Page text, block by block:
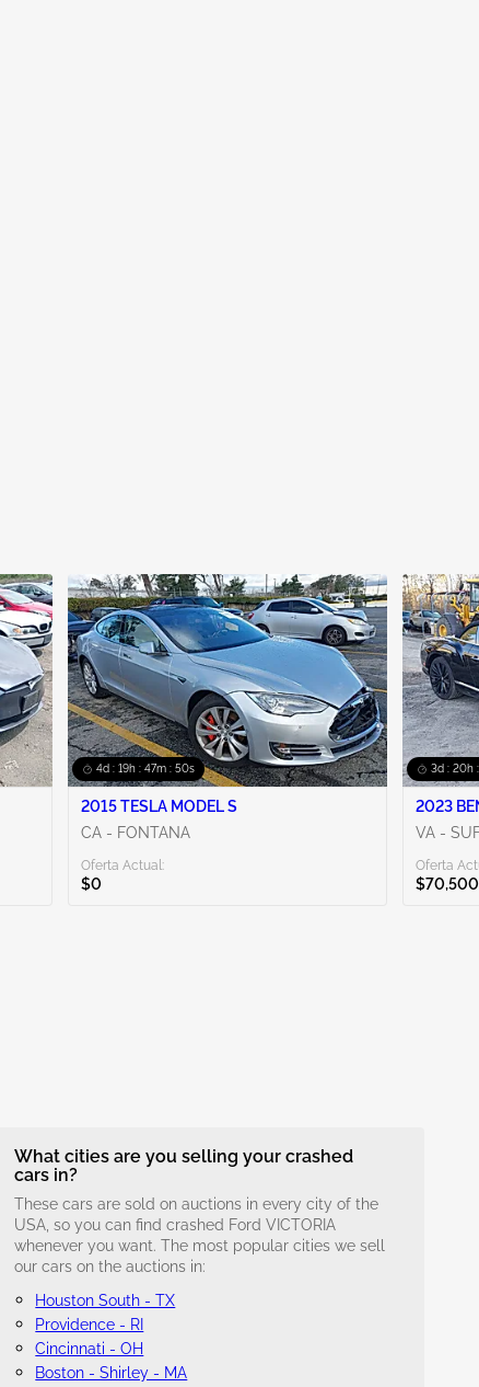
4d : 19h : 47m : 49s
2015 TESLA MODEL S
CA - FONTANA
Oferta Actual:
$0
3d : 20h
2023
VA -
Oferta
$70,500
What cities are you selling your crashed
cars in?
These cars are sold on auctions in every city of the
USA, so you can find crashed Ford VICTORIA
whenever you want. The most popular cities we sell
our cars on the auctions in:
Houston South - TX
Providence - RI
Cincinnati - OH
Boston - Shirley - MA